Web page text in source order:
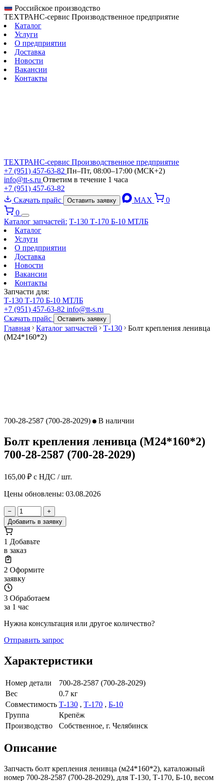
Российское производство
ТЕХТРАНС-сервис Производственное предприятие
Каталог
Услуги
О предприятии
Доставка
Новости
Вакансии
Контакты
ТЕХТРАНС-сервис Производственное предприятие
+7 (951) 457-63-82 Пн–Пт, 08:00–17:00 (МСК+2)
info@tt-s.ru Ответим в течение 1 часа
+7 (951) 457-63-82
Скачать прайс
Оставить заявку MAX
0
0
Каталог запчастей: Т-130 Т-170 Б-10 МТЛБ
Каталог
Услуги
О предприятии
Доставка
Новости
Вакансии
Контакты
Запчасти для:
Т-130 Т-170 Б-10 МТЛБ
+7 (951) 457-63-82 info@tt-s.ru
Скачать прайс
Оставить заявку
Главная Каталог запчастей Т-130
Болт крепления ленивца
(М24*160*2)
700-28-2587 (700-28-2029) В наличии
Болт крепления ленивца (М24*160*2)
700-28-2587 (700-28-2029)
165,00 ₽ с НДС / шт.
Цены обновлены: 03.08.2026
−
+
Добавить в заявку
1 Добавьте
в заказ
2 Оформите
заявку
3 Обработаем
за 1 час
Нужна консультация или другое количество?
Отправить запрос
Характеристики
Номер детали
700-28-2587 (700-28-2029)
Вес
0.7 кг
Совместимость Т-130 , Т-170 , Б-10
Группа
Крепёж
Производство
Собственное, г. Челябинск
Описание
Запчасть болт крепления ленивца (м24*160*2), каталожный
номер 700-28-2587 (700-28-2029), для Т-130, Т-170, Б-10, весом